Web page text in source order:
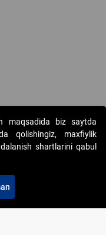
tashkil etish"
11
maqsadida biz saytda
qolishingiz, maxfiylik
shartlarini qabul